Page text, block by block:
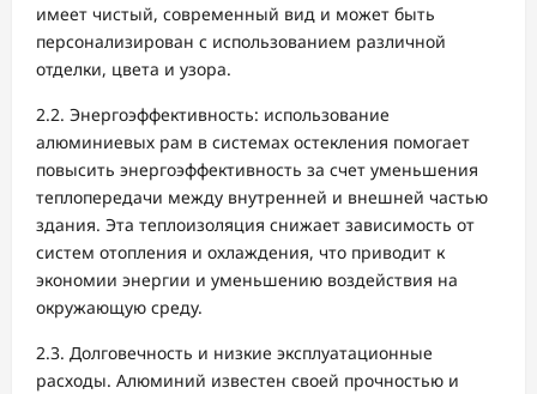
имеет чистый, современный вид и может быть
персонализирован с использованием различной
отделки, цвета и узора.
2.2. Энергоэффективность: использование
алюминиевых рам в системах остекления помогает
повысить энергоэффективность за счет уменьшения
теплопередачи между внутренней и внешней частью
здания. Эта теплоизоляция снижает зависимость от
систем отопления и охлаждения, что приводит к
экономии энергии и уменьшению воздействия на
окружающую среду.
2.3. Долговечность и низкие эксплуатационные
расходы. Алюминий известен своей прочностью и